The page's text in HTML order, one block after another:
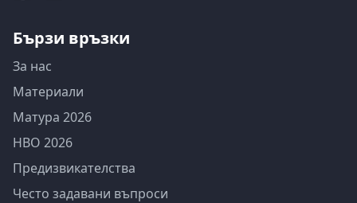
Бързи връзки
За нас
Материали
Матура 2026
НВО 2026
Предизвикателства
Често задавани въпроси